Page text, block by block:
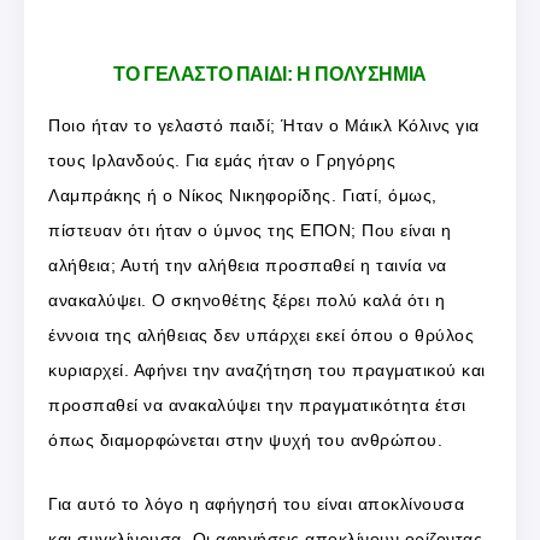
ΤΟ ΓΕΛΑΣΤΟ ΠΑΙΔΙ: Η ΠΟΛΥΣΗΜΙΑ
Ποιο ήταν το γελαστό παιδί; Ήταν ο Μάικλ Κόλινς για
τους Ιρλανδούς. Για εμάς ήταν ο Γρηγόρης
Λαμπράκης ή ο Νίκος Νικηφορίδης. Γιατί, όμως,
πίστευαν ότι ήταν ο ύμνος της ΕΠΟΝ; Που είναι η
αλήθεια; Αυτή την αλήθεια προσπαθεί η ταινία να
ανακαλύψει. Ο σκηνοθέτης ξέρει πολύ καλά ότι η
έννοια της αλήθειας δεν υπάρχει εκεί όπου ο θρύλος
κυριαρχεί. Αφήνει την αναζήτηση του πραγματικού και
προσπαθεί να ανακαλύψει την πραγματικότητα έτσι
όπως διαμορφώνεται στην ψυχή του ανθρώπου.
Για αυτό το λόγο η αφήγησή του είναι αποκλίνουσα